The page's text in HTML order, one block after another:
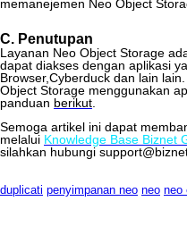
memanejemen Neo Object
C. Penutupan
Layanan Neo Object Storage
dapat diakses dengan aplikasi
Browser,Cyberduck dan lain lain
Object Storage menggunakan
panduan berikut
Semoga artikel ini dapat
melalui Knowledge Base Biznet
silahkan hubungi support@
duplicati penyimpanan neo neo neo